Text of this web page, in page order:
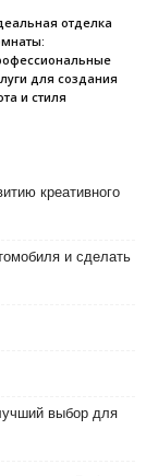
отделка
для создания
и стиля
креативного
и сделать
выбор для